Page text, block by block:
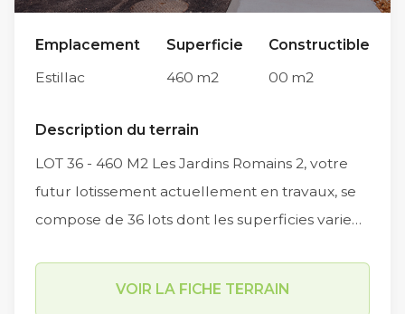
Emplacement
Estillac
Superficie
460 m2
Constructible
00 m2
Description du terrain
LOT 36 - 460 M2 Les Jardins Romains 2, votre
futur lotissement actuellement en travaux, se
compose de 36 lots dont les superficies varient
VOIR LA FICHE TERRAIN